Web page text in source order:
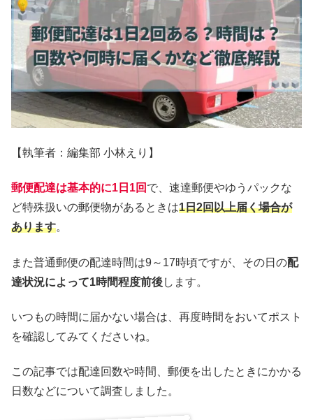
【執筆者：編集部 小林えり】
郵便配達は基本的に1日1回 で、速達郵便やゆうパックな
ど特殊扱いの郵便物があるときは1日2回以上届く場合が
あります。
また普通郵便の配達時間は9～17時頃ですが、その日の配
達状況によって1時間程度前後します。
いつもの時間に届かない場合は、再度時間をおいてポスト
を確認してみてくださいね。
この記事では配達回数や時間、郵便を出したときにかかる
日数などについて調査しました。